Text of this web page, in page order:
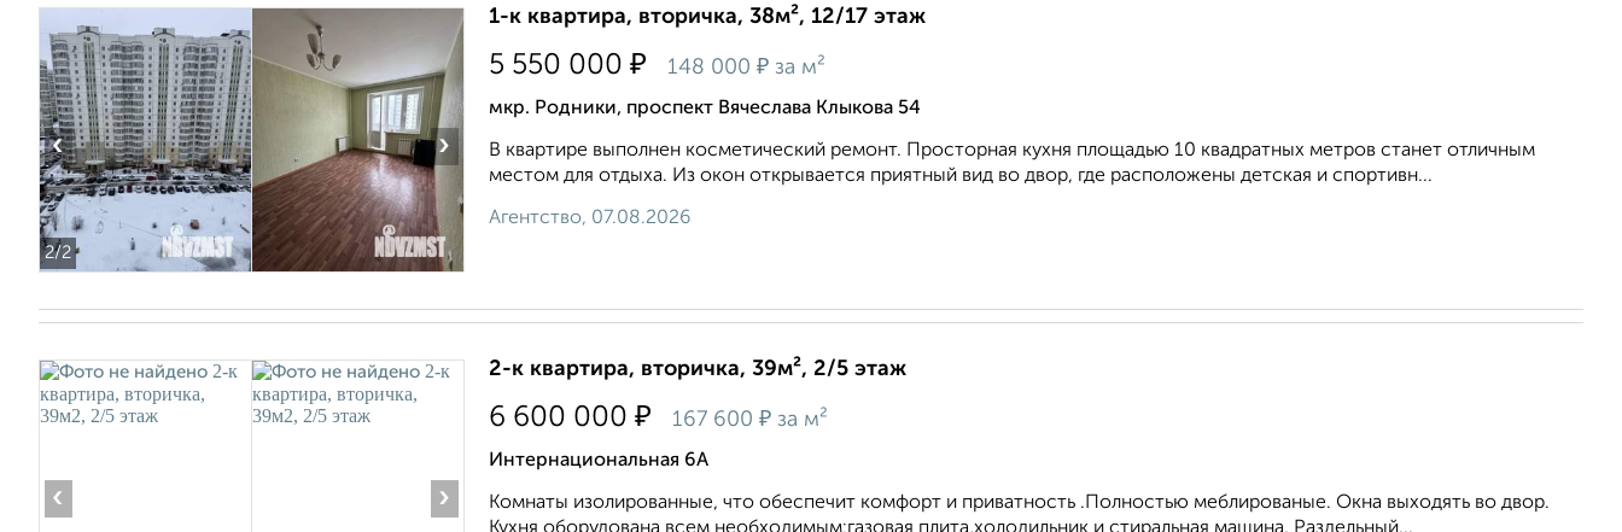
2/2
‹ ›
1-к квартира, вторичка, 38м², 12/17 этаж
5 550 000 ₽ 148 000 ₽ за м²
мкр. Родники, проспект Вячеслава Клыкова 54
В квартире выполнен косметический ремонт. Просторная кухня площадью 10 квадратных метров станет отличным
местом для отдыха. Из окон открывается приятный вид во двор, где расположены детская и спортивн...
Агентство, 07.08.2026
‹ ›
2-к квартира, вторичка, 39м², 2/5 этаж
6 600 000 ₽ 167 600 ₽ за м²
Интернациональная 6А
Комнаты изолированные, что обеспечит комфорт и приватность .Полностью меблированые. Окна выходять во двор.